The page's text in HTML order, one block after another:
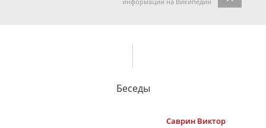
Беседы
Саврин Виктор